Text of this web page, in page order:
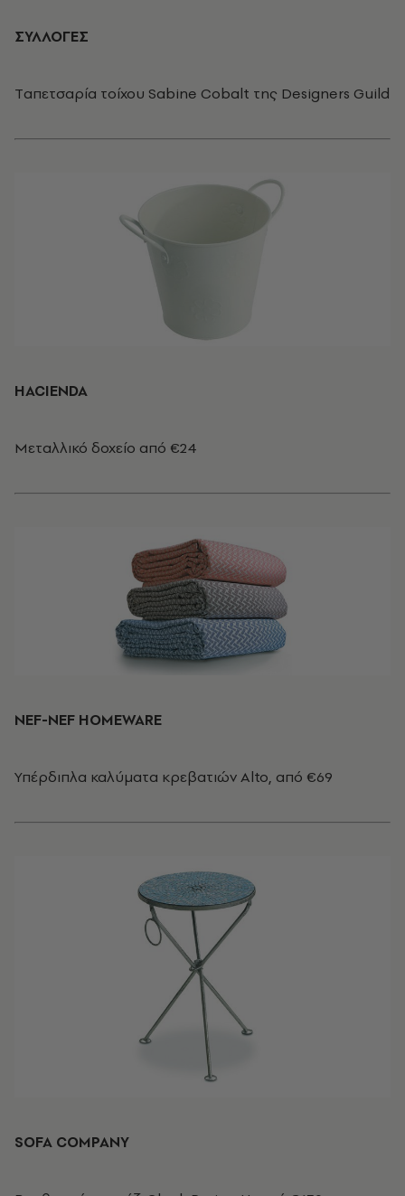
ΣΥΛΛΟΓΕΣ
Tαπετσαρία τοίχου Sabine Cobalt της Designers Guild
HACIENDA
Μεταλλικό δοχείο από €24
NEF-NEF HOMEWARE
Υπέρδιπλα καλύματα κρεβατιών Alto, από €69
SOFA COMPANY